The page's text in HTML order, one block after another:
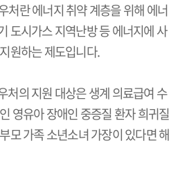
처란 에너지 취약 계층을 위해 에너
도시가스 지역난방 등 에너지에 사
원하는 제도입니다.
처의 지원 대상은 생계 의료급여 수
영유아 장애인 중증질 환자 희귀질
모 가족 소년소녀 가장이 있다면 해